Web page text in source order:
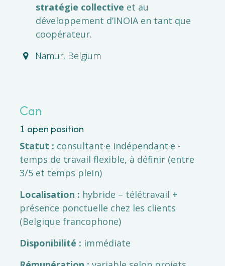
stratégie collective et au
développement d’INOIA en tant que
coopérateur.
Namur, Belgium
Can
1 open position
Statut : consultant·e indépendant·e -
temps de travail flexible, à définir (entre
3/5 et temps plein)
Localisation : hybride – télétravail +
présence ponctuelle chez les clients
(Belgique francophone)
Disponibilité : immédiate